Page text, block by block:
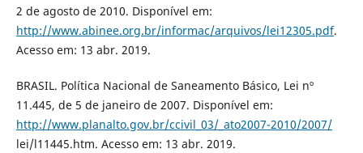
2 de agosto de 2010. Disponível em:
http://www.abinee.org.br/informac/arquivos/lei12305.pdf.
Acesso em: 13 abr. 2019.
BRASIL. Política Nacional de Saneamento Básico, Lei nº
11.445, de 5 de janeiro de 2007. Disponível em:
http://www.planalto.gov.br/ccivil_03/_ato2007-2010/2007/
lei/l11445.htm. Acesso em: 13 abr. 2019.